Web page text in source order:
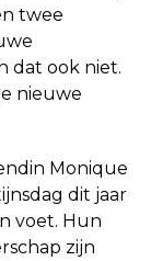
twee
dat ook niet.
nieuwe
Monique
dit jaar
voet. Hun
zijn